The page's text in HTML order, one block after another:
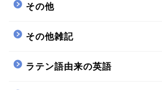
その他
その他雑記
ラテン語由来の英語